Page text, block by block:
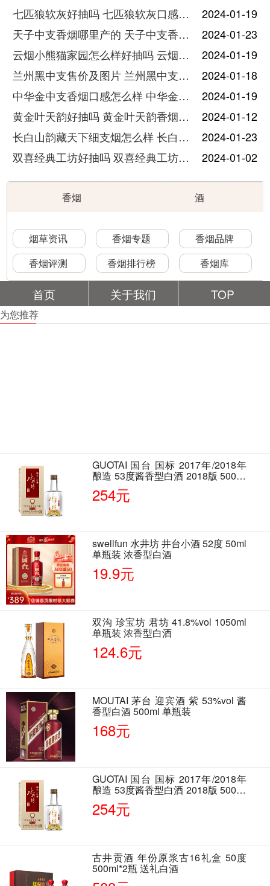
七匹狼软灰好抽吗 七匹狼软灰口感分析
2024-01-19
天子中支香烟哪里产的 天子中支香烟好抽吗
2024-01-23
云烟小熊猫家园怎么样好抽吗 云烟小熊猫家园口感评测
2024-01-19
兰州黑中支售价及图片 兰州黑中支口感怎么样
2024-01-18
中华金中支香烟口感怎么样 中华金中支香烟口感特点
2024-01-19
黄金叶天韵好抽吗 黄金叶天韵香烟价格表一览
2024-01-12
长白山韵藏天下细支烟怎么样 长白山韵藏天下细支多少一包
2024-01-23
双喜经典工坊好抽吗 双喜经典工坊香烟怎么样
2024-01-02
香烟 酒
烟草资讯 香烟专题
香烟品牌
香烟评测
香烟排行榜 香烟库
首页 关于我们 TOP
为您推荐
GUOTAI 国台 国标 2017年/2018年
酿造 53度酱香型白酒 2018版 500ml
单瓶装
254元
swellfun 水井坊 井台小酒 52度 50ml
单瓶装 浓香型白酒
19.9元
双沟 珍宝坊 君坊 41.8%vol 1050ml
单瓶装 浓香型白酒
124.6元
MOUTAI 茅台 迎宾酒 紫 53%vol 酱
香型白酒 500ml 单瓶装
168元
GUOTAI 国台 国标 2017年/2018年
酿造 53度酱香型白酒 2018版 500ml
单瓶装
254元
古井贡酒 年份原浆古16礼盒 50度
500ml*2瓶 送礼白酒